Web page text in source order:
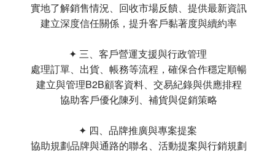
實地了解銷售情況、回收市場反饋、提供最新資訊
建立深度信任關係，提升客戶黏著度與續約率
✦ 三、客戶營運支援與行政管理
處理訂單、出貨、帳務等流程，確保合作穩定順暢
建立與管理B2B顧客資料、交易紀錄與供應排程
協助客戶優化陳列、補貨與促銷策略
✦ 四、品牌推廣與專案提案
協助規劃品牌與通路的聯名、活動提案與行銷規劃